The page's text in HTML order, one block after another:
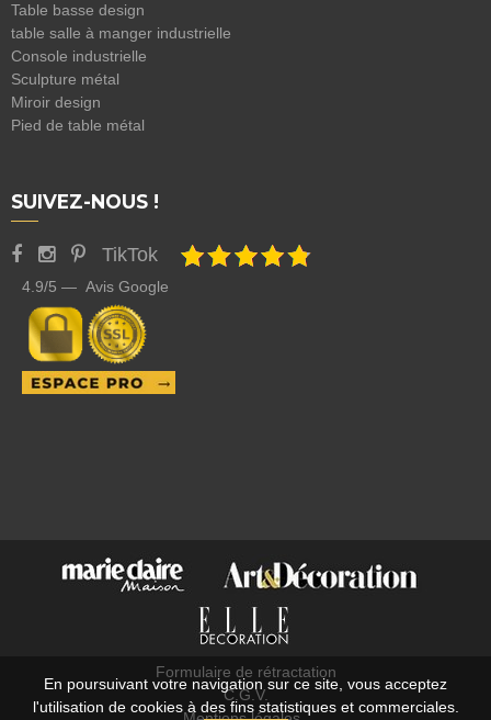
Table basse design
table salle à manger industrielle
Console industrielle
Sculpture métal
Miroir design
Pied de table métal
SUIVEZ-NOUS !
TikTok
4.9/5 — Avis Google
Formulaire de rétractation
C.G.V.
En poursuivant votre navigation sur ce site, vous acceptez
l'utilisation de cookies à des fins statistiques et commerciales.